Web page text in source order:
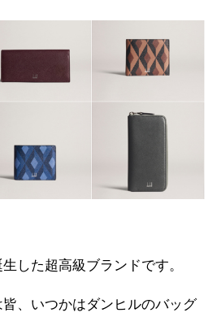
した超高級ブランドです。
、いつかはダンヒルのバッグ